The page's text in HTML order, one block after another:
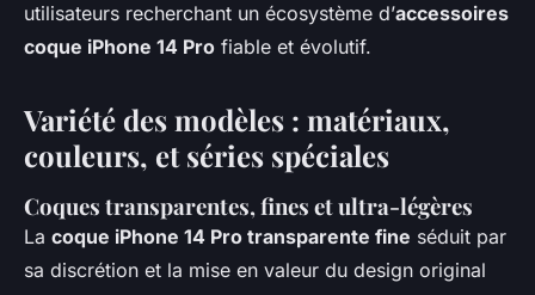
utilisateurs recherchant un écosystème d’accessoires
coque iPhone 14 Pro fiable et évolutif.
Variété des modèles : matériaux,
couleurs, et séries spéciales
Coques transparentes, fines et ultra-légères
La coque iPhone 14 Pro transparente fine séduit par
sa discrétion et la mise en valeur du design original